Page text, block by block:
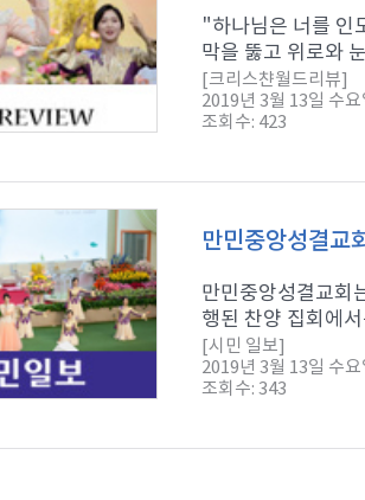
"하나님은 너를
막을 뚫고 위로와
[크리스챤월드리뷰]
2019년 3월 13일 수요
조회수: 423
만민중앙성결교
만민중앙성결교회
행된 찬양 집회에
[시민 일보]
2019년 3월 13일 수요
조회수: 343